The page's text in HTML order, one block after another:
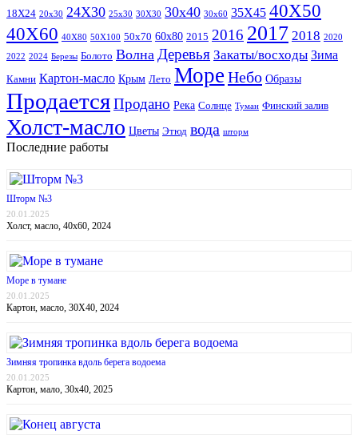
18Х24 20х30 24Х30 25х30 30Х30 30х40 30х60 35Х45 40Х50
40Х60 40Х80 50Х100 50х70 60х80 2015 2016 2017 2018 2020
2022 2024 Березы Болото Волна Деревья Закаты/восходы Зима
Камни Картон-масло Крым Лето Море Небо Образы
ПродаетсяПродано Река Солнце Туман Финский залив
Холст-масло Цветы Этюд вода шторм
Последние работы
Шторм №3
20.01.2025
Холст, масло, 40х60, 2024
Море в тумане
20.01.2025
Картон, масло, 30Х40, 2024
Зимняя тропинка вдоль берега водоема
20.01.2025
Картон, мало, 30х40, 2025